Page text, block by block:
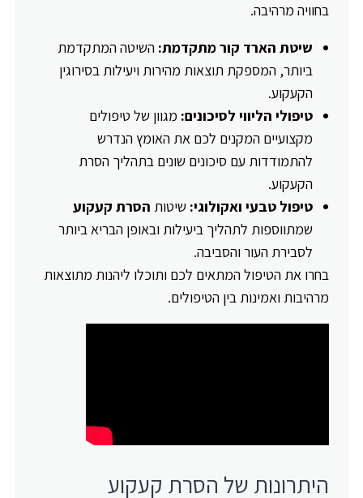
בחוויה מרהיבה.
שיטת הארד קור מתקדמת: השיטה המתקדמת
ביותר, המספקת תוצאות מהירות ויעילות בסירוגין
הקעקוע.
טיפולי הליווי לסיכונים: מגוון של טיפולים
מקצועיים המקנים לכם את האומץ הנדרש
להתמודדות עם סיכונים שונים בתהליך הסרת
הקעקוע.
טיפול טבעי ואקולוגי: שיטות הסרת קעקוע
שמתווספות לתהליך ביעילות ובאופן הבריא ביותר
לסבירת העור והסביבה.
בחרו את הטיפול המתאים לכם ותוכלו ליהנות מתוצאות
מרהיבות ואמינות בין הטיפולים.
היתרונות של הסרת קעקוע